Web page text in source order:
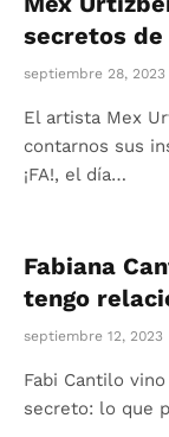
secretos de
septiembre 28, 2023
El artista Mex
contarnos sus
¡FA!, el día…
Fabiana
tengo
septiembre 12, 2023
Fabi Cantilo
secreto: lo que